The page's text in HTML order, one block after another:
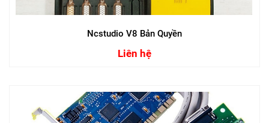
Ncstudio V8 Bản Quyền
Liên hệ